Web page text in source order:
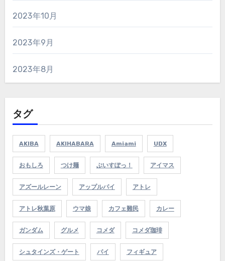
2023年10月
2023年9月
2023年8月
タグ
AKIBA AKIHABARA Amiami UDX
おもしろ つけ麺 ぶいすぽっ！ アイマス
アズールレーン アップルパイ アトレ
アトレ秋葉原 ウマ娘 カフェ難民 カレー
ガンダム グルメ コメダ コメダ珈琲
シュタインズ・ゲート パイ フィギュア